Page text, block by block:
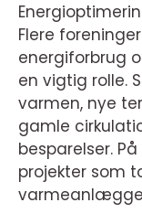
Flere
energiforbrug
en vigtig rolle.
varmen, nye
gamle
besparelser.
projekter som